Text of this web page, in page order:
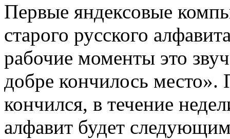
Первые яндексовые
старого русского
рабочие моменты это
добре кончилось место».
кончился, в течение
алфавит будет